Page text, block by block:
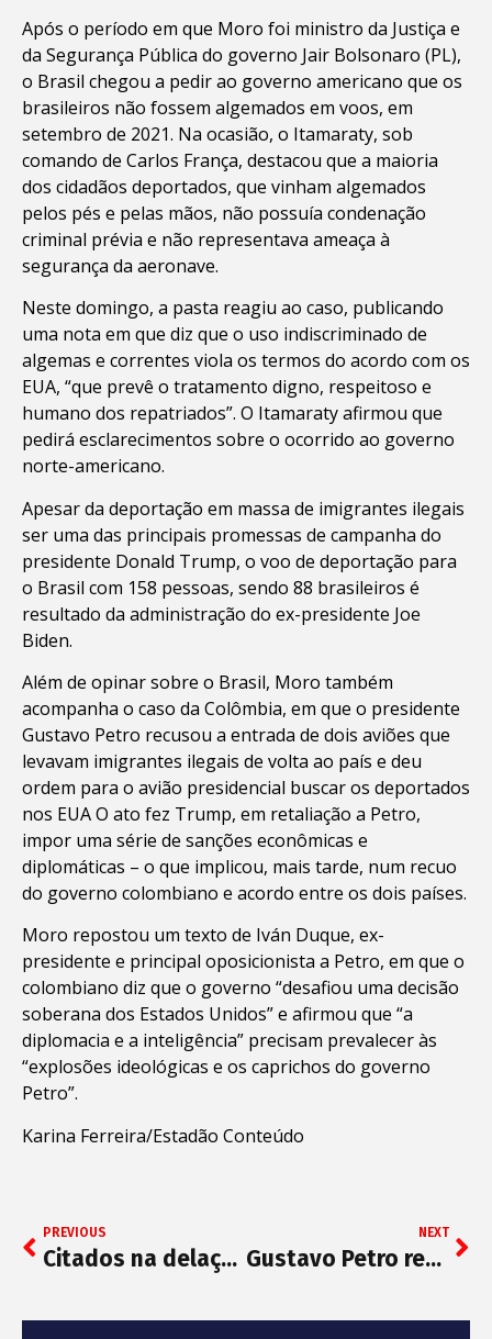
Após o período em que Moro foi ministro da Justiça e
da Segurança Pública do governo Jair Bolsonaro (PL),
o Brasil chegou a pedir ao governo americano que os
brasileiros não fossem algemados em voos, em
setembro de 2021. Na ocasião, o Itamaraty, sob
comando de Carlos França, destacou que a maioria
dos cidadãos deportados, que vinham algemados
pelos pés e pelas mãos, não possuía condenação
criminal prévia e não representava ameaça à
segurança da aeronave.
Neste domingo, a pasta reagiu ao caso, publicando
uma nota em que diz que o uso indiscriminado de
algemas e correntes viola os termos do acordo com os
EUA, “que prevê o tratamento digno, respeitoso e
humano dos repatriados”. O Itamaraty afirmou que
pedirá esclarecimentos sobre o ocorrido ao governo
norte-americano.
Apesar da deportação em massa de imigrantes ilegais
ser uma das principais promessas de campanha do
presidente Donald Trump, o voo de deportação para
o Brasil com 158 pessoas, sendo 88 brasileiros é
resultado da administração do ex-presidente Joe
Biden.
Além de opinar sobre o Brasil, Moro também
acompanha o caso da Colômbia, em que o presidente
Gustavo Petro recusou a entrada de dois aviões que
levavam imigrantes ilegais de volta ao país e deu
ordem para o avião presidencial buscar os deportados
nos EUA O ato fez Trump, em retaliação a Petro,
impor uma série de sanções econômicas e
diplomáticas – o que implicou, mais tarde, num recuo
do governo colombiano e acordo entre os dois países.
Moro repostou um texto de Iván Duque, ex-
presidente e principal oposicionista a Petro, em que o
colombiano diz que o governo “desafiou uma decisão
soberana dos Estados Unidos” e afirmou que “a
diplomacia e a inteligência” precisam prevalecer às
“explosões ideológicas e os caprichos do governo
Petro”.
Karina Ferreira/Estadão Conteúdo
PREVIOUS
Citados na delação de Mauro Cid, Michelle e Eduardo são cotados para substituir Bolsonaro em 2026
NEXT
Gustavo Petro recua, e EUA dizem que “América é novamente respeitada”